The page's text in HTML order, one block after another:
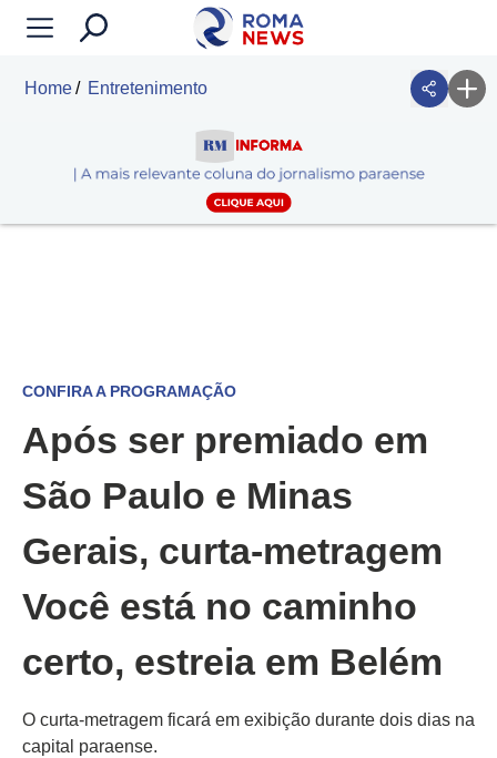
Home Entretenimento
CONFIRA A PROGRAMAÇÃO
Após ser premiado em
São Paulo e Minas
Gerais, curta-metragem
Você está no caminho
certo, estreia em Belém
O curta-metragem ficará em exibição durante dois dias na
capital paraense.